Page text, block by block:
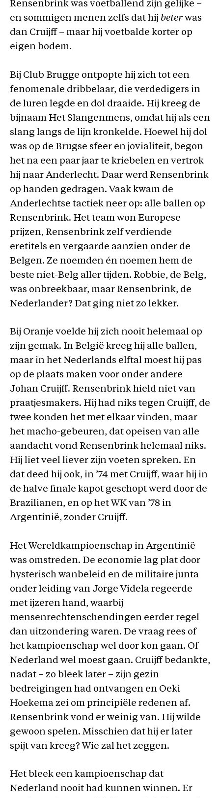
Rensenbrink was voetballend zijn gelijke –
en sommigen menen zelfs dat hij beterwas
dan Cruijff – maar hij voetbalde korter op
eigen bodem.
Bij Club Brugge ontpopte hij zich tot een
fenomenale dribbelaar, die verdedigers in
de luren legde en dol draaide. Hij kreeg de
bijnaam Het Slangenmens, omdat hij als een
slang langs de lijn kronkelde. Hoewel hij dol
was op de Brugse sfeer en jovialiteit, begon
het na een paar jaar te kriebelen en vertrok
hij naar Anderlecht. Daar werd Rensenbrink
op handen gedragen. Vaak kwam de
Anderlechtse tactiek neer op: alle ballen op
Rensenbrink. Het team won Europese
prijzen, Rensenbrink zelf verdiende
eretitels en vergaarde aanzien onder de
Belgen. Ze noemden én noemen hem de
beste niet-Belg aller tijden. Robbie, de Belg,
was onbreekbaar, maar Rensenbrink, de
Nederlander? Dat ging niet zo lekker.
Bij Oranje voelde hij zich nooit helemaal op
zijn gemak. In België kreeg hij alle ballen,
maar in het Nederlands elftal moest hij pas
op de plaats maken voor onder andere
Johan Cruijff. Rensenbrink hield niet van
praatjesmakers. Hij had niks tegen Cruijff, de
twee konden het met elkaar vinden, maar
het macho-gebeuren, dat opeisen van alle
aandacht vond Rensenbrink helemaal niks.
Hij liet veel liever zijn voeten spreken. En
dat deed hij ook, in ’74 met Cruijff, waar hij in
de halve finale kapot geschopt werd door de
Brazilianen, en op het WK van ’78 in
Argentinië, zonder Cruijff.
Het Wereldkampioenschap in Argentinië
was omstreden. De economie lag plat door
hysterisch wanbeleid en de militaire junta
onder leiding van Jorge Videla regeerde
met ijzeren hand, waarbij
mensenrechtenschendingen eerder regel
dan uitzondering waren. De vraag rees of
het kampioenschap wel door kon gaan. Of
Nederland wel moest gaan. Cruijff bedankte,
nadat – zo bleek later – zijn gezin
bedreigingen had ontvangen en Oeki
Hoekema zei om principiële redenen af.
Rensenbrink vond er weinig van. Hij wilde
gewoon spelen. Misschien dat hij er later
spijt van kreeg? Wie zal het zeggen.
Het bleek een kampioenschap dat
Nederland nooit had kunnen winnen. Er